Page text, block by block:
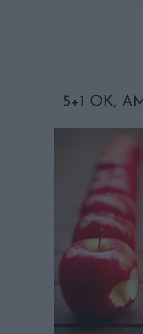
5+1 OK,